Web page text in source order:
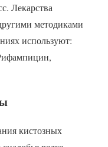
Лекарства
методиками
используют:
кистозных